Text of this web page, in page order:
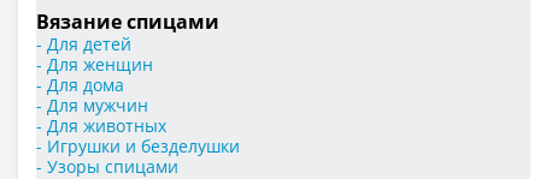
Вязание спицами
- Для детей
- Для женщин
- Для дома
- Для мужчин
- Для животных
- Игрушки и безделушки
- Узоры спицами